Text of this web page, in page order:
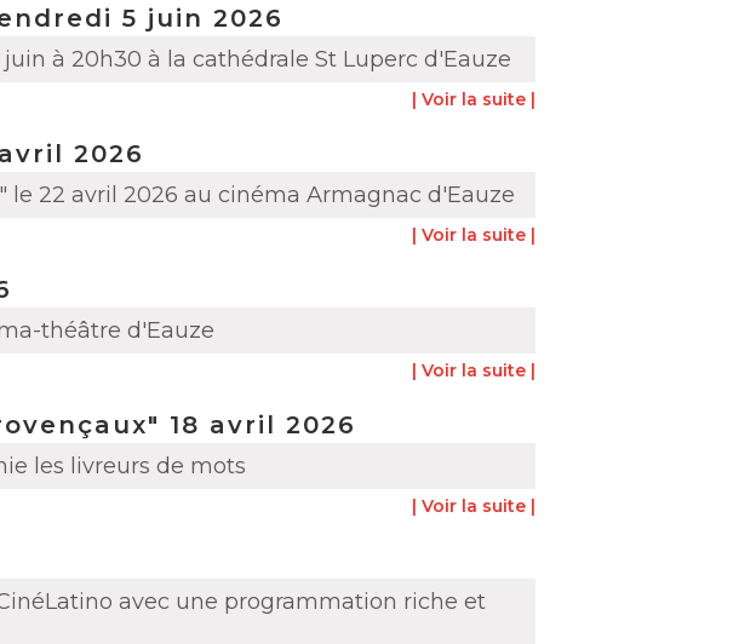
5 juin 2026
à 20h30 à la cathédrale St Luperc d'Eauze
| Voir la suite |
2026
le 22 avril 2026 au cinéma Armagnac d'Eauze
| Voir la suite |
théâtre d'Eauze
| Voir la suite |
18 avril 2026
les livreurs de mots
| Voir la suite |
avec une programmation riche et